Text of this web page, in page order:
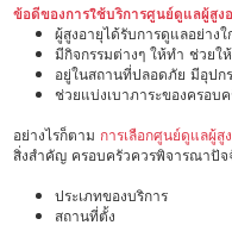
ข้อดีของการใช้บริการศูนย์ดูแลผู้สูง
ผู้สูงอายุได้รับการดูแลอย่าง
มีกิจกรรมต่างๆ ให้ทำ ช่วยใ
อยู่ในสถานที่ปลอดภัย มีอุป
ช่วยแบ่งเบาภาระของครอบ
อย่างไรก็ตาม การเลือกศูนย์ดูแลผู้สู
สิ่งสำคัญ ครอบครัวควรพิจารณาปัจ
ประเภทของบริการ
สถานที่ตั้ง